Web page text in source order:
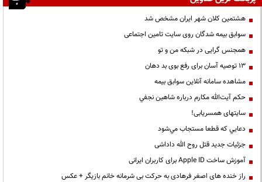
هشتمین کلان شهر ایران مشخص شد
سوابق بیمه شدگان روی سایت تامین اجتماعی
همجنس گرایی در شبکه من و تو
13 توصیه آسان برای رفع بوی بد دهان
مشاهده سامانه آنلاين سوابق بیمه
حكم آيت‌الله مكارم درباره شاهين نجفي
سایتهای همسریابی!
دعايي كه قطعا مستجاب مي‌شود
جزئیات جدید قتل روح الله داداشی
آموزش ساخت Apple ID برای کاربران ایرانی
راز خنده های اصغر فرهادی به حرکت بی شرمانه خانم بازیگر + عکس